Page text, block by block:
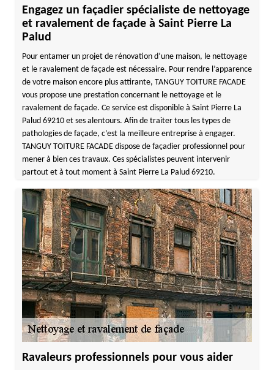
Engagez un façadier spécialiste de nettoyage
et ravalement de façade à Saint Pierre La
Palud
Pour entamer un projet de rénovation d’une maison, le nettoyage
et le ravalement de façade est nécessaire. Pour rendre l’apparence
de votre maison encore plus attirante, TANGUY TOITURE FACADE
vous propose une prestation concernant le nettoyage et le
ravalement de façade. Ce service est disponible à Saint Pierre La
Palud 69210 et ses alentours. Afin de traiter tous les types de
pathologies de façade, c’est la meilleure entreprise à engager.
TANGUY TOITURE FACADE dispose de façadier professionnel pour
mener à bien ces travaux. Ces spécialistes peuvent intervenir
partout et à tout moment à Saint Pierre La Palud 69210.
Ravaleurs professionnels pour vous aider